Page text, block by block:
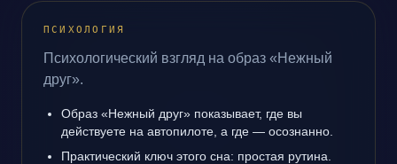
ПСИХОЛОГИЯ
Психологический взгляд на образ «Нежный
друг».
Образ «Нежный друг» показывает, где вы
действуете на автопилоте, а где — осознанно.
Практический ключ этого сна: простая рутина.